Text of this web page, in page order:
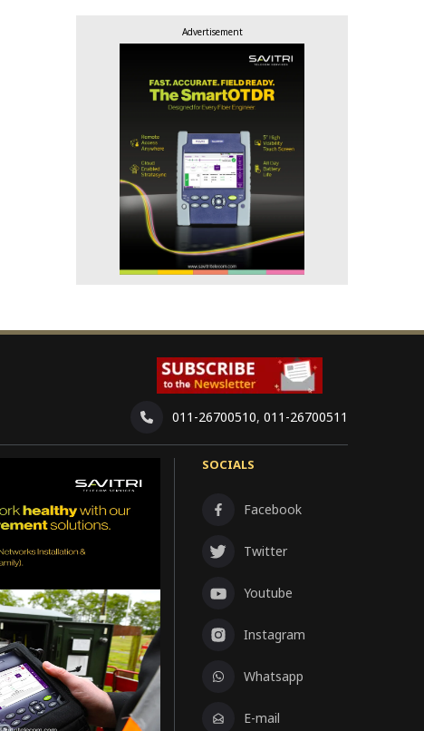
Advertisement
011-26700510, 011-26700511
SOCIALS
Facebook
Twitter
Youtube
Instagram
Whatsapp
E-mail